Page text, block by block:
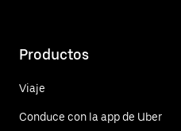
Productos
Viaje
Conduce con la app de Uber